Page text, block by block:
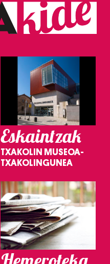
Eskaintzak
TXAKOLIN MUSEOA-
TXAKOLINGUNEA